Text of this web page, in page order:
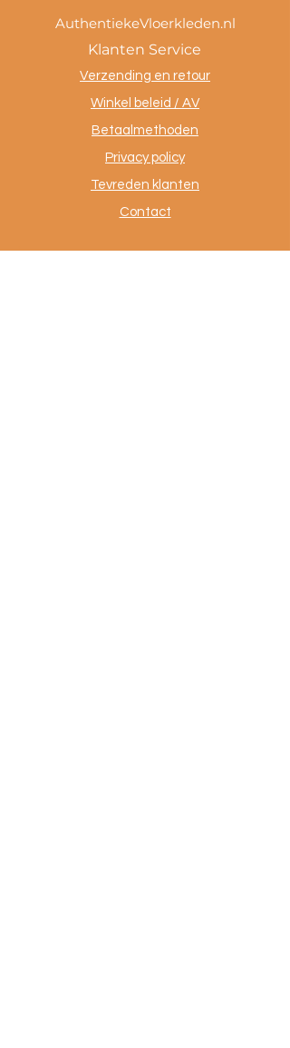
AuthentiekeVloerkleden.nl
Klanten Service
Verzending en retour
Winkel beleid / AV
Betaalmethoden
Privacy policy
Tevreden klanten
Contact